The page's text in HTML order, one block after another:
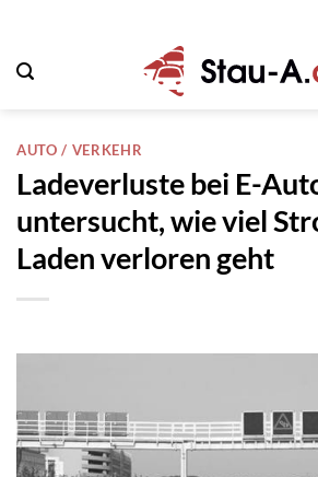
springen
AUTO / VERKEHR
Ladeverluste bei E-
untersucht, wie viel
Laden verloren geht